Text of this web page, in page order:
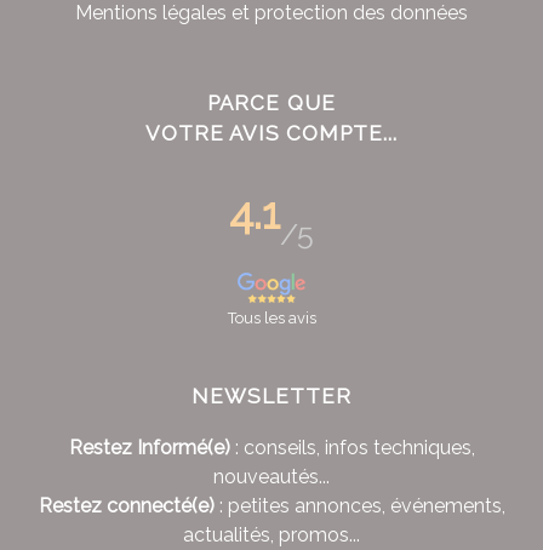
Mentions légales et protection des données
PARCE QUE
VOTRE AVIS COMPTE...
4.1/5
Tous les avis
NEWSLETTER
Restez Informé(e): conseils, infos techniques,
nouveautés...
Restez connecté(e): petites annonces, événements,
actualités, promos...